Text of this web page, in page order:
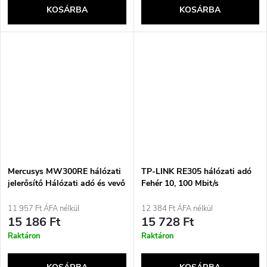
KOSÁRBA KOSÁRBA
Mercusys MW300RE hálózati
jelerősítő Hálózati adó és vevő
11 957 Ft ÁFA nélkül
15 186 Ft
Raktáron
TP-LINK RE305 hálózati adó
Fehér 10, 100 Mbit/s
12 384 Ft ÁFA nélkül
15 728 Ft
Raktáron